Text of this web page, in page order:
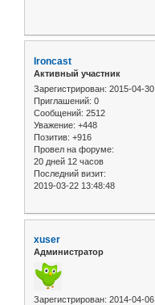
Ironcast
Активный участник
Зарегистрирован: 2015-04-30
Приглашений: 0
Сообщений: 2512
Уважение: +448
Позитив: +916
Провел на форуме:
20 дней 12 часов
Последний визит:
2019-03-22 13:48:48
xuser
Администратор
Зарегистрирован: 2014-04-06